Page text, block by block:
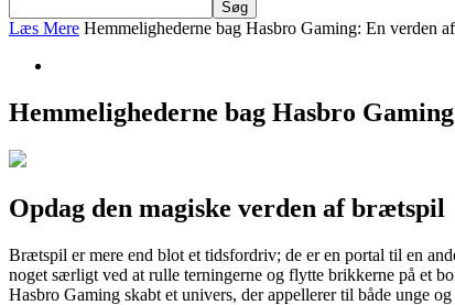
Læs Mere Hemmelighederne bag Hasbro Gaming: En verden
Hemmelighederne bag Hasbro
Opdag den magiske verden af brætspil
Brætspil er mere end blot et tidsfordriv; de er en portal til en
noget særligt ved at rulle terningerne og flytte brikkerne på et
Hasbro Gaming skabt et univers, der appellerer til både unge